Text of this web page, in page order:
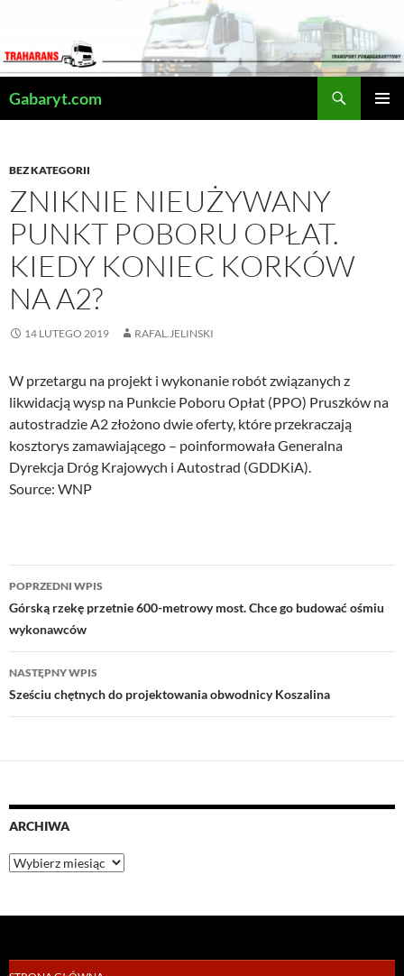
treści
Gabaryt.com
BEZ KATEGORII
ZNIKNIE NIEUŻYWANY
PUNKT POBORU OPŁAT.
KIEDY KONIEC KORKÓW
NA A2?
14 LUTEGO 2019 RAFAL.JELINSKI
W przetargu na projekt i wykonanie robót związanych z
likwidacją wysp na Punkcie Poboru Opłat (PPO) Pruszków na
autostradzie A2 złożono dwie oferty, które przekraczają
kosztorys zamawiającego – poinformowała Generalna
Dyrekcja Dróg Krajowych i Autostrad (GDDKiA).
Source: WNP
Nawigacja
wpisu
POPRZEDNI WPIS
Górską rzekę przetnie 600-metrowy most. Chce go budować ośmiu
wykonawców
NASTĘPNY WPIS
Sześciu chętnych do projektowania obwodnicy Koszalina
ARCHIWA
Archiwa